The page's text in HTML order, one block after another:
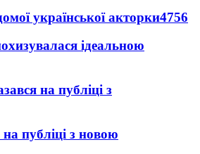
української акторки4756
ідеальною
на публіці з
публіці з новою